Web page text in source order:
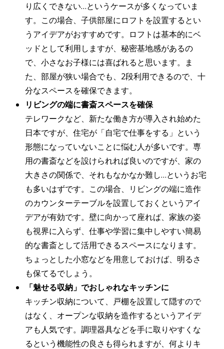
り広くできない…というケースが多くなっていま
す。この場合、子供部屋にロフトを設置するとい
うアイデアがおすすめです。ロフトは基本的にベ
ッドとして利用しますが、秘密基地感があるの
で、小さなお子様には喜ばれると思います。ま
た、部屋が狭い場合でも、2段利用できるので、十
分なスペースを確保できます。
リビングの端に書斎スペースを確保
テレワークなど、新たな働き方が導入され始めた
日本ですが、住宅が「自宅で仕事をする」という
形態になっていないことに悩む人が多いです。専
用の書斎などを設けられれば良いのですが、家の
大きさの関係で、それもなかなか難し…というお宅
も多いはずです。この場合、リビングの端に造作
のカウンターテーブルを設置しておくというアイ
デアが有効です。壁に向かって座れば、家族の姿
も視界に入らず、仕事や学習に集中しやすい簡易
的な書斎として活用できるスペースになります。
ちょっとした小窓などを用意しておけば、明るさ
も保てるでしょう。
「魅せる収納」でおしゃれなキッチンに
キッチン収納について、戸棚を設置して隠すので
はなく、オープンな収納を造作するというアイデ
アも人気です。調理器具などを手に取りやすくな
るという機能性の良さも得られますが、何よりキ